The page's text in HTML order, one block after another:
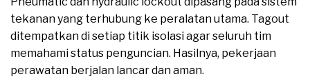
tekanan yang terhubung ke peralatan utama. Tagout
ditempatkan di setiap titik isolasi agar seluruh tim
memahami status penguncian. Hasilnya, pekerjaan
perawatan berjalan lancar dan aman.